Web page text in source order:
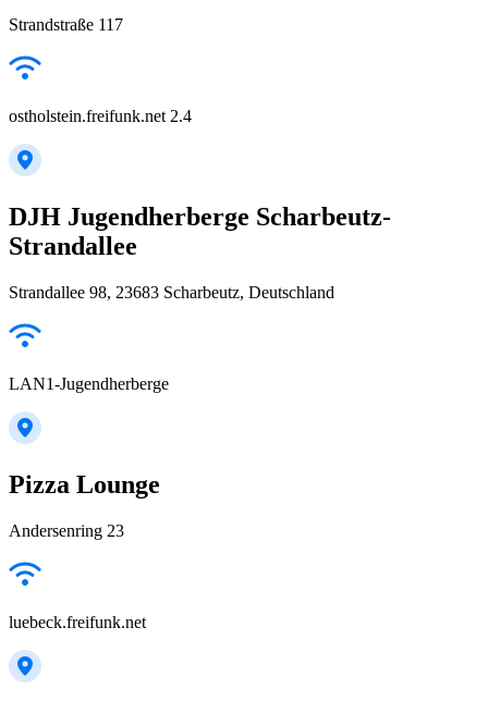
Strandstraße 117
ostholstein.freifunk.net 2.4
DJH Jugendherberge Scharbeutz-
Strandallee
Strandallee 98, 23683 Scharbeutz, Deutschland
LAN1-Jugendherberge
Pizza Lounge
Andersenring 23
luebeck.freifunk.net